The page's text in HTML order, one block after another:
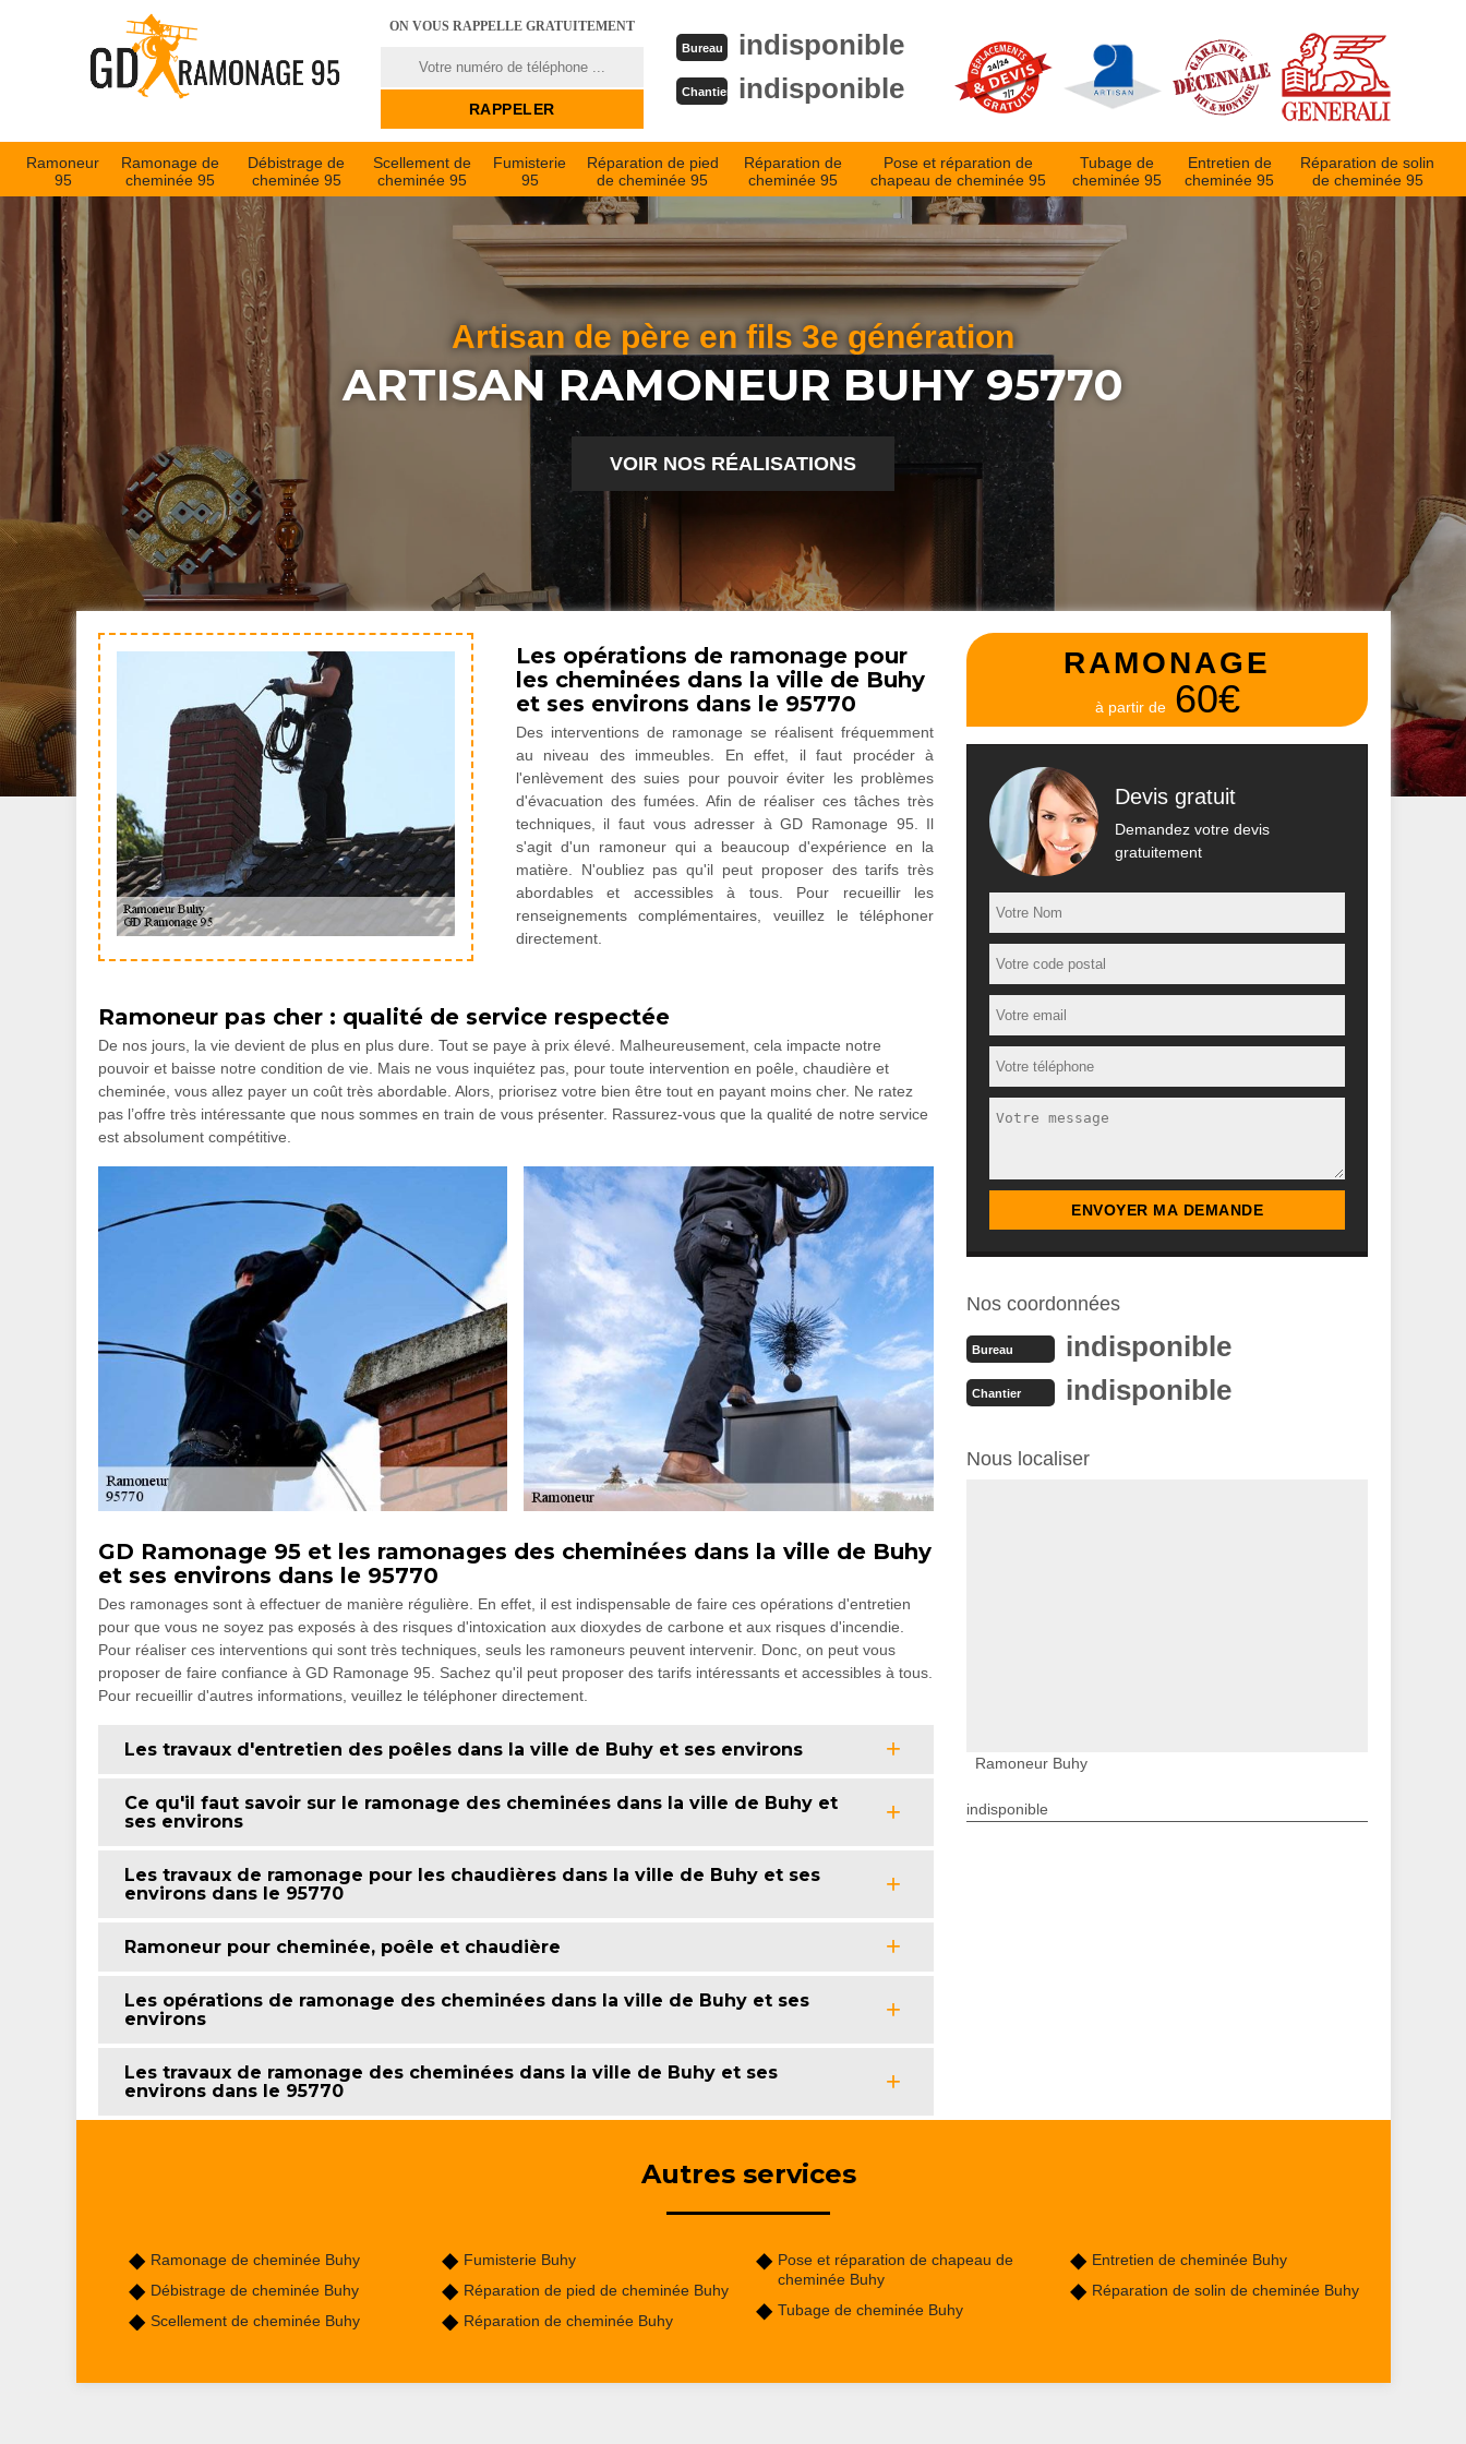
ON VOUS RAPPELLE GRATUITEMENT
Bureau indisponible
Chantier indisponible
Ramoneur
95
Ramonage de
cheminée 95
Débistrage de
cheminée 95
Scellement de
cheminée 95
Fumisterie
95
Réparation de pied
de cheminée 95
Réparation de
cheminée 95
Pose et réparation de
chapeau de cheminée 95
Tubage de
cheminée 95
Entretien de
cheminée 95
Réparation de solin
de cheminée 95
Artisan de père en fils 3e génération
ARTISAN RAMONEUR BUHY 95770
VOIR NOS RÉALISATIONS
Les opérations de ramonage pour
les cheminées dans la ville de Buhy
et ses environs dans le 95770
Des interventions de ramonage se réalisent fréquemment
au niveau des immeubles. En effet, il faut procéder à
l'enlèvement des suies pour pouvoir éviter les problèmes
d'évacuation des fumées. Afin de réaliser ces tâches très
techniques, il faut vous adresser à GD Ramonage 95. Il
s'agit d'un ramoneur qui a beaucoup d'expérience en la
matière. N'oubliez pas qu'il peut proposer des tarifs très
abordables et accessibles à tous. Pour recueillir les
renseignements complémentaires, veuillez le téléphoner
directement.
Ramoneur pas cher : qualité de service respectée
De nos jours, la vie devient de plus en plus dure. Tout se paye à prix élevé. Malheureusement, cela impacte notre
pouvoir et baisse notre condition de vie. Mais ne vous inquiétez pas, pour toute intervention en poêle, chaudière et
cheminée, vous allez payer un coût très abordable. Alors, priorisez votre bien être tout en payant moins cher. Ne ratez
pas l’offre très intéressante que nous sommes en train de vous présenter. Rassurez-vous que la qualité de notre service
est absolument compétitive.
GD Ramonage 95 et les ramonages des cheminées dans la ville de Buhy
et ses environs dans le 95770
Des ramonages sont à effectuer de manière régulière. En effet, il est indispensable de faire ces opérations d'entretien
pour que vous ne soyez pas exposés à des risques d'intoxication aux dioxydes de carbone et aux risques d'incendie.
Pour réaliser ces interventions qui sont très techniques, seuls les ramoneurs peuvent intervenir. Donc, on peut vous
proposer de faire confiance à GD Ramonage 95. Sachez qu'il peut proposer des tarifs intéressants et accessibles à tous.
Pour recueillir d'autres informations, veuillez le téléphoner directement.
Les travaux d'entretien des poêles dans la ville de Buhy et ses environs
Ce qu'il faut savoir sur le ramonage des cheminées dans la ville de Buhy et
ses environs
Les travaux de ramonage pour les chaudières dans la ville de Buhy et ses
environs dans le 95770
Ramoneur pour cheminée, poêle et chaudière
Les opérations de ramonage des cheminées dans la ville de Buhy et ses
environs
Les travaux de ramonage des cheminées dans la ville de Buhy et ses
environs dans le 95770
RAMONAGE
à partir de 60€
Devis gratuit
Demandez votre devis
gratuitement
Nos coordonnées
Bureau indisponible
Chantier indisponible
Nous localiser
Ramoneur Buhy
indisponible
Autres services
Ramonage de cheminée Buhy
Débistrage de cheminée Buhy
Scellement de cheminée Buhy
Fumisterie Buhy
Réparation de pied de cheminée Buhy
Réparation de cheminée Buhy
Pose et réparation de chapeau de
cheminée Buhy
Tubage de cheminée Buhy
Entretien de cheminée Buhy
Réparation de solin de cheminée Buhy